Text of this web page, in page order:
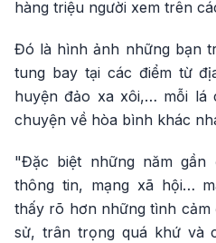
hàng triệu người xem trên
Đó là hình ảnh những bạn
tung bay tại các điểm từ
huyện đảo xa xôi,… mỗi lá
chuyện về hòa bình khác
"Đặc biệt những năm
thông tin, mạng xã hội…
thấy rõ hơn những tình cảm
sử, trân trọng quá khứ và